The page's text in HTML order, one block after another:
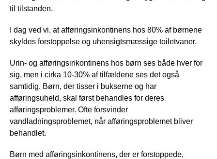
til tilstanden.
I dag ved vi, at afføringsinkontinens hos 80% af børnene
skyldes forstoppelse og uhensigtsmæssige toiletvaner.
Urin- og afføringsinkontinens hos børn ses både hver for
sig, men i cirka 10-30% af tilfældene ses det også
samtidig. Børn, der tisser i bukserne og har
afføringsuheld, skal først behandles for deres
afføringsproblemer. Ofte forsvinder
vandladningsproblemet, når afføringsproblemet bliver
behandlet.
Børn med afføringsinkontinens, der er forstoppede,